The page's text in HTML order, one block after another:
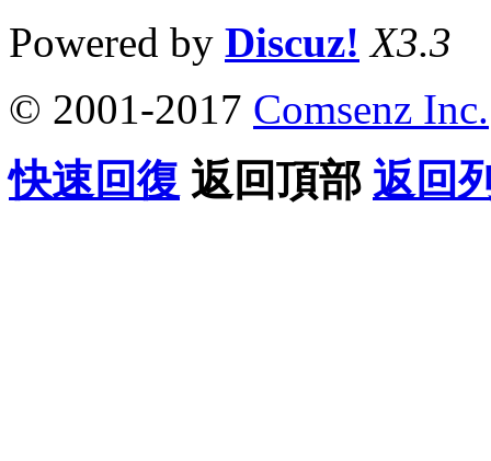
Powered by Discuz! X3.3
© 2001-2017 Comsenz Inc.
快速回復 返回頂部 返回